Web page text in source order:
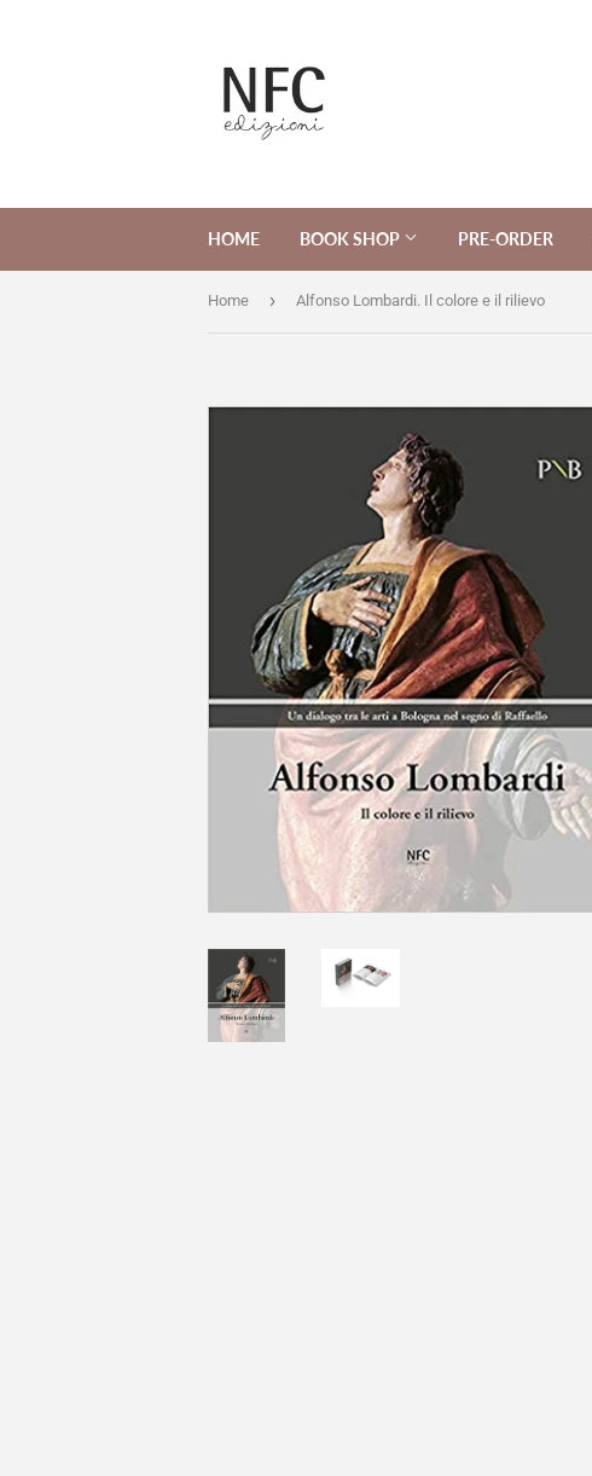
HOME BOOK SHOP PRE-ORDER
Home › Alfonso Lombardi. Il colore e il rilievo